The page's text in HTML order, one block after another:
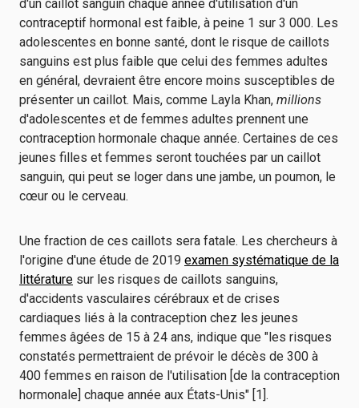
d'un caillot sanguin chaque année d'utilisation d'un
contraceptif hormonal est faible, à peine 1 sur 3 000. Les
adolescentes en bonne santé, dont le risque de caillots
sanguins est plus faible que celui des femmes adultes
en général, devraient être encore moins susceptibles de
présenter un caillot. Mais, comme Layla Khan, millions
d'adolescentes et de femmes adultes prennent une
contraception hormonale chaque année. Certaines de ces
jeunes filles et femmes seront touchées par un caillot
sanguin, qui peut se loger dans une jambe, un poumon, le
cœur ou le cerveau.
Une fraction de ces caillots sera fatale. Les chercheurs à
l'origine d'une étude de 2019 examen systématique de la
littérature sur les risques de caillots sanguins,
d'accidents vasculaires cérébraux et de crises
cardiaques liés à la contraception chez les jeunes
femmes âgées de 15 à 24 ans, indique que "les risques
constatés permettraient de prévoir le décès de 300 à
400 femmes en raison de l'utilisation [de la contraception
hormonale] chaque année aux États-Unis" [1].